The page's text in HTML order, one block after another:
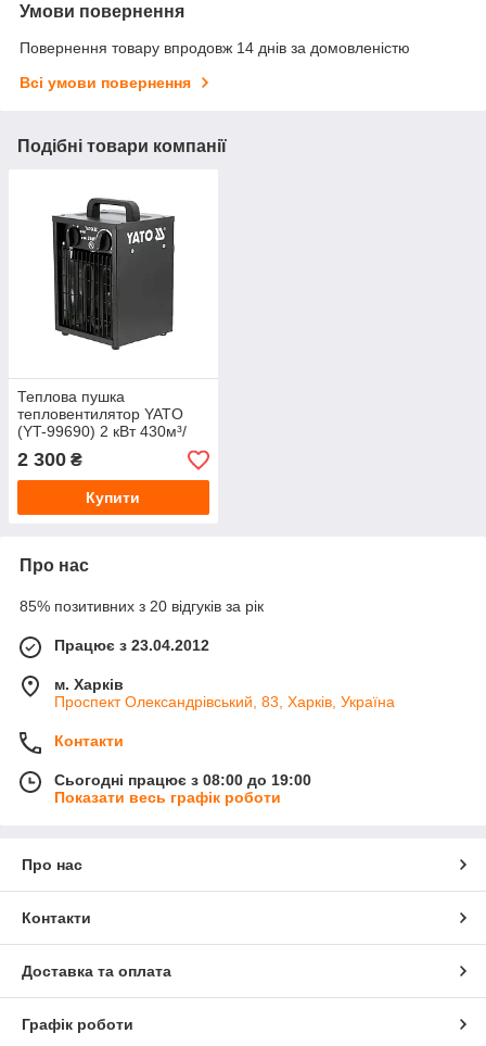
Умови повернення
Повернення товару впродовж 14 днів за домовленістю
Всі умови повернення
Подібні товари компанії
Теплова пушка
тепловентилятор YATO
(YT-99690) 2 кВт 430м³/
год
2 300 ₴
Купити
Про нас
85% позитивних з 20 відгуків за рік
Працює з 23.04.2012
м. Харків
Проспект Олександрівський, 83, Харків, Україна
Контакти
Сьогодні працює з 08:00 до 19:00
Показати весь графік роботи
Про нас
Контакти
Доставка та оплата
Графік роботи